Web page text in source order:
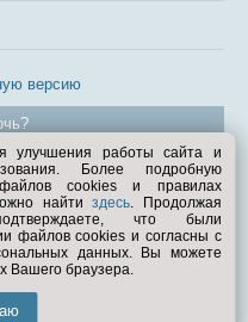
версию
улучшения работы сайта и
Более подробную
cookies и правилах
найтиздесь. Продолжая
что были
файлов cookies и согласны с
данных. Вы можете
Вашего браузера.